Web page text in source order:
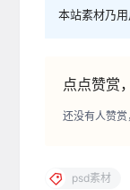
本站素材乃
点点赞赏
还没有人赞赏
psd素材